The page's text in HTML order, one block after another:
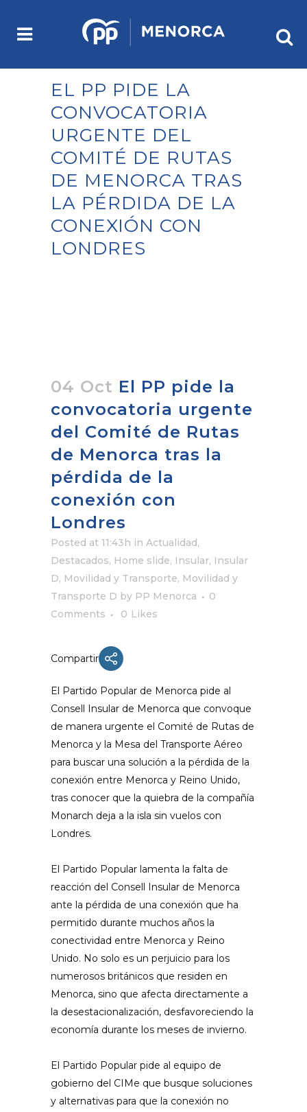
EL PP PIDE LA
CONVOCATORIA
URGENTE DEL
COMITÉ DE RUTAS
DE MENORCA TRAS
LA PÉRDIDA DE LA
CONEXIÓN CON
LONDRES
04 Oct El PP pide la
convocatoria urgente
del Comité de Rutas
de Menorca tras la
pérdida de la
conexión con
Londres
Posted at 11:43h in Actualidad,
Destacados, Home slide, Insular, Insular
D, Movilidad y Transporte, Movilidad y
Transporte D by PP Menorca
0
Comments
0 Likes
Compartir
El Partido Popular de Menorca pide al
Consell Insular de Menorca que convoque
de manera urgente el Comité de Rutas de
Menorca y la Mesa del Transporte Aéreo
para buscar una solución a la pérdida de la
conexión entre Menorca y Reino Unido,
tras conocer que la quiebra de la compañía
Monarch deja a la isla sin vuelos con
Londres.
El Partido Popular lamenta la falta de
reacción del Consell Insular de Menorca
ante la pérdida de una conexión que ha
permitido durante muchos años la
conectividad entre Menorca y Reino
Unido. No solo es un perjuicio para los
numerosos británicos que residen en
Menorca, sino que afecta directamente a
la desestacionalización, desfavoreciendo la
economía durante los meses de invierno.
El Partido Popular pide al equipo de
gobierno del CIMe que busque soluciones
y alternativas para que la conexión no